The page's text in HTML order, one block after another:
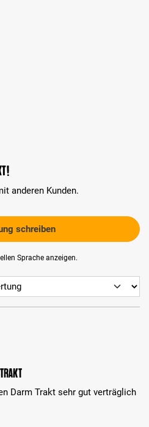
anderen Kunden.
schreiben
Sprache anzeigen.
Darm Trakt sehr gut verträglich